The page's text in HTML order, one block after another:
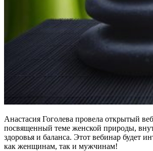
Анастасия Гоголева провела открытый
посвященный теме женской природы,
здоровья и баланса. Этот вебинар будет
как женщинам, так и мужчинам!